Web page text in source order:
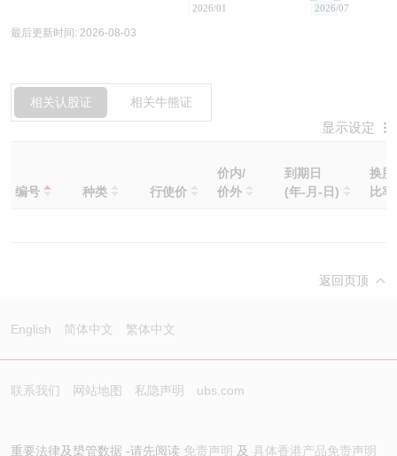
2026/01 2026/07
最后更新时间: 2026-08-03
相关认股证 相关牛熊证
显示设定
编号 种类 行使价
价内/
价外
到期日
(年-月-日)
换股
比率
返回页顶
English 简体中文 繁体中文
联系我们 网站地图 私隐声明 ubs.com
重要法律及槼管数据 -请先阅读 免责声明 及 具体香港产品免责声明